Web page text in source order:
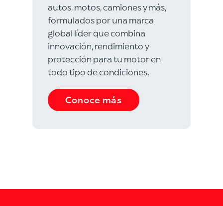
autos, motos, camiones y más,
formulados por una marca
global líder que combina
innovación, rendimiento y
protección para tu motor en
todo tipo de condiciones.
Conoce más